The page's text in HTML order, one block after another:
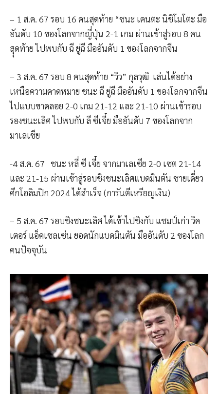
– 1 ส.ค. 67 รอบ 16 คนสุดท้าย “ชนะ เคนตะ นิชิโมโตะ มือ
อันดับ 10 ของโลกจากญี่ปุ่น 2-1 เกม ผ่านเข้าสู่รอบ 8 คน
สุุดท้าย ไปพบกับ ฉี ยู่ฉี มืออันดับ 1 ของโลกจากจีน
– 3 ส.ค. 67 รอบ 8 คนสุดท้าย “วิว” กุลวุฒิ เล่นได้อย่าง
เหนือความคาดหมาย ชนะ ฉี ยู่ฉี มืออันดับ 1 ของโลกจากจีน
ไปแบบขาดลอย 2-0 เกม 21-12 และ 21-10 ผ่านเข้ารอบ
รองชนะเลิศ ไปพบกับ ลี ซีเจี๋ย มืออันดับ 7 ของโลกจาก
มาเลเซีย
-4 ส.ค. 67 ชนะ หลี่ ซี เจี๋ย จากมาเลเซีย 2-0 เซต 21-14
และ 21-15 ผ่านเข้าสู่รอบชิงชนะเลิศแบดมินตัน ชายเดี่ยว
ศึกโอลิมปิก 2024 ได้สำเร็จ (การันตีเหรียญเงิน)
– 5 ส.ค. 67 รอบชิงชนะเลิศ ได้เข้าไปชิงกับ แชมป์เก่า วิค
เตอร์ แอ็คเซลเซ่น ยอดนักแบดมินตัน มืออันดับ 2 ของโลก
คนปัจจุบัน